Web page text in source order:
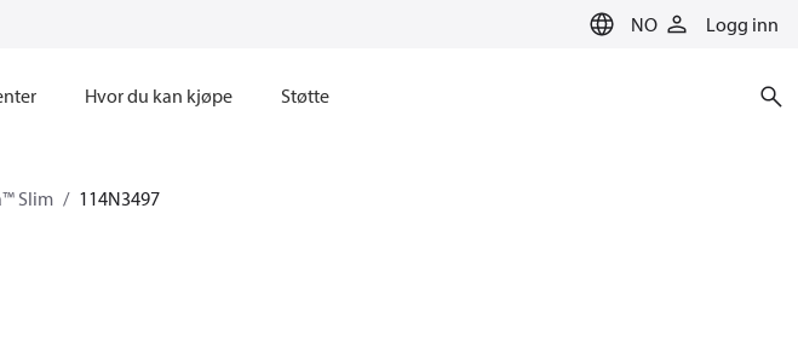
NO Logg inn
Hvor du kan kjøpe Støtte
Slim 114N3497